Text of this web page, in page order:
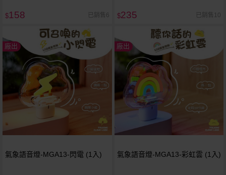
$158 已銷售6 $235 已銷售10
廠出
氣象語音燈-MGA13-閃電 (1入)
廠出
氣象語音燈-MGA13-彩虹雲 (1入)